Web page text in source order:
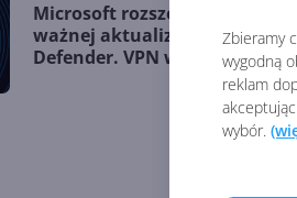
Zbieramy
wygodną
reklam
wybór.
Microsoft rozszerza
ważnej aktualizacji Microsoft
Defender. VPN w pakiecie!